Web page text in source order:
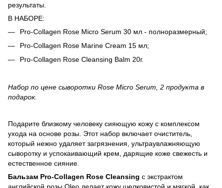
результаты.
В НАБОРЕ:
Pro-Collagen Rose Micro Serum 30 мл - полноразмерный;
Pro-Collagen Rose Marine Cream 15 мл;
Pro-Collagen Rose Cleansing Balm 20г.
Набор по цене сыворотки Rose Micro Serum, 2 продукта в
подарок.
Подарите близкому человеку сияющую кожу с комплексом
ухода на основе розы. Этот набор включает очиститель,
который нежно удаляет загрязнения, ультраувлажняющую
сыворотку и успокаивающий крем, дарящие коже свежесть и
естественное сияние.
Бальзам Pro-Collagen Rose Cleansing с экстрактом
английской розы Oleo делает кожу шелковистой и мягкой, как